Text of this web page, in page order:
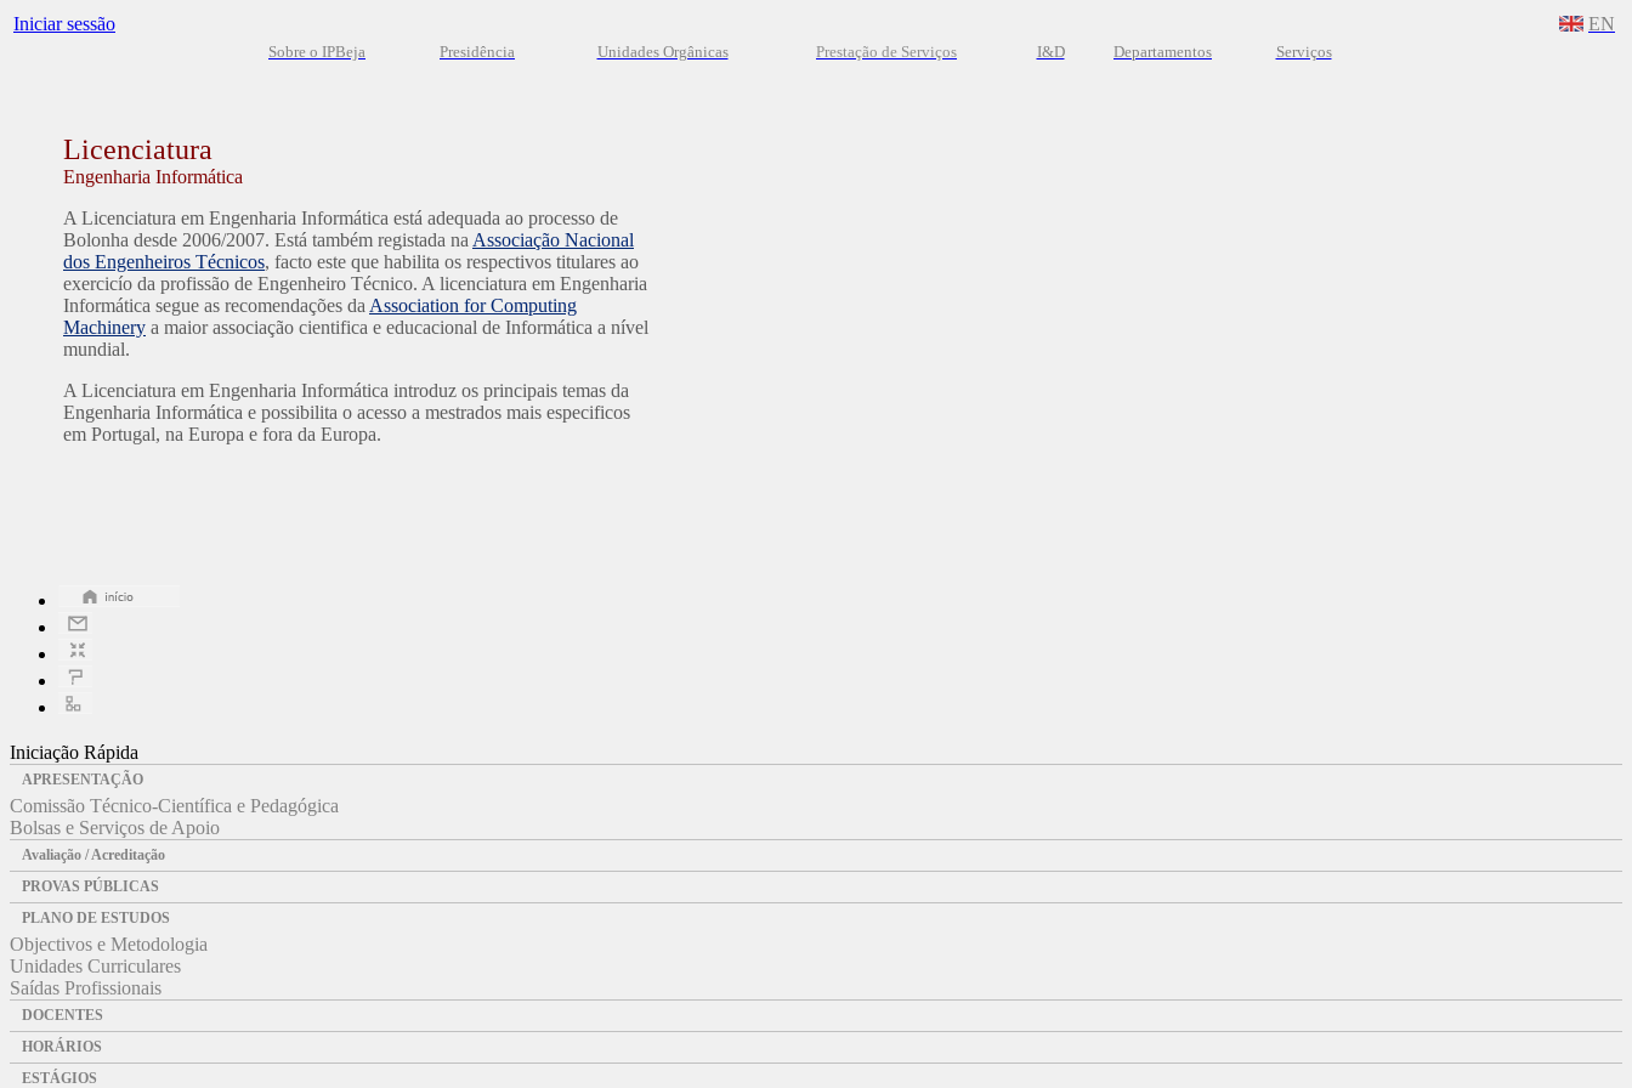
Iniciar sessão EN
Sobre o IPBeja Presidência Unidades Orgânicas Prestação de Serviços I&D Departamentos Serviços
Licenciatura
Engenharia Informática
A Licenciatura em Engenharia Informática está adequada ao processo de
Bolonha desde 2006/2007. Está também registada na Associação Nacional
dos Engenheiros Técnicos, facto este que habilita os respectivos titulares ao
exercicío da profissão de Engenheiro Técnico. A licenciatura em Engenharia
Informática segue as recomendações da Association for Computing
Machinery a maior associação cientifica e educacional de Informática a nível
mundial.
A Licenciatura em Engenharia Informática introduz os principais temas da
Engenharia Informática e possibilita o acesso a mestrados mais especificos
em Portugal, na Europa e fora da Europa.
Iniciação Rápida
APRESENTAÇÃO
Comissão Técnico-Científica e Pedagógica
Bolsas e Serviços de Apoio
Avaliação / Acreditação
PROVAS PÚBLICAS
PLANO DE ESTUDOS
Objectivos e Metodologia
Unidades Curriculares
Saídas Profissionais
DOCENTES
HORÁRIOS
ESTÁGIOS